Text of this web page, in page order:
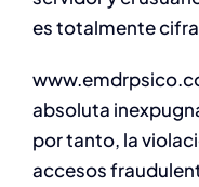
es totalmente
absoluta
por tanto, la
accesos